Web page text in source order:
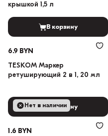
крышкой 1,5 л
В корзину
6.9 BYN
TESKOM Маркер
ретуширующий 2 в 1, 20 мл
В корзину
Нет в наличии
1.6 BYN